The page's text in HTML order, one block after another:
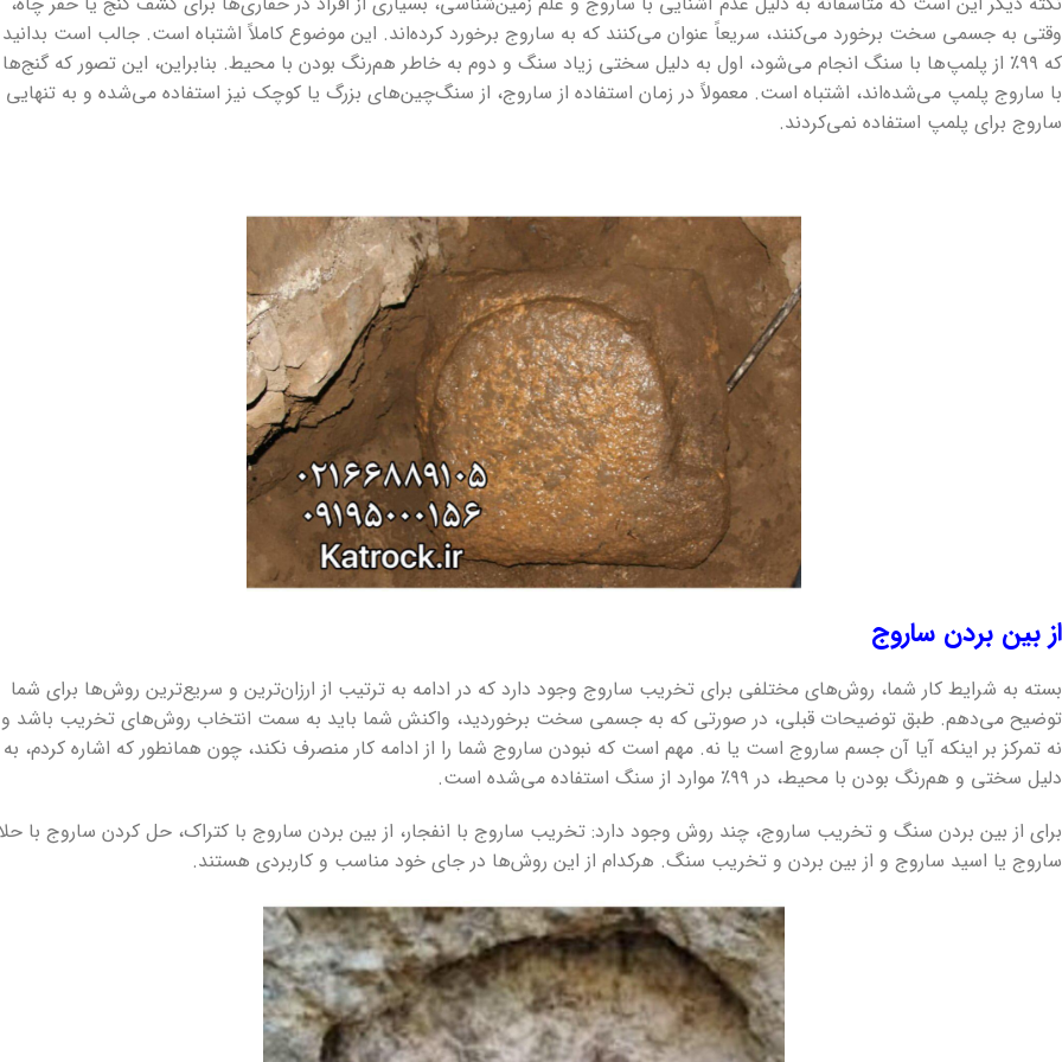
وقتی به جسمی سخت برخورد می‌کنند، سریعاً عنوان می‌کنند که به ساروج برخورد کرده‌اند. این موضوع کاملاً اشتباه است. جالب است بدانید
که ۹۹٪ از پلمپ‌ها با سنگ انجام می‌شود، اول به دلیل سختی زیاد سنگ و دوم به خاطر هم‌رنگ بودن با محیط. بنابراین، این تصور که گنج‌ها
با ساروج پلمپ می‌شده‌اند، اشتباه است. معمولاً در زمان استفاده از ساروج، از سنگ‌چین‌های بزرگ یا کوچک نیز استفاده می‌شده و به تنهایی
ساروج برای پلمپ استفاده نمی‌کردند.
از بین بردن ساروج
بسته به شرایط کار شما، روش‌های مختلفی برای تخریب ساروج وجود دارد که در ادامه به ترتیب از ارزان‌ترین و سریع‌ترین روش‌ها برای شما
توضیح می‌دهم. طبق توضیحات قبلی، در صورتی که به جسمی سخت برخوردید، واکنش شما باید به سمت انتخاب روش‌های تخریب باشد و
نه تمرکز بر اینکه آیا آن جسم ساروج است یا نه. مهم است که نبودن ساروج شما را از ادامه کار منصرف نکند، چون همانطور که اشاره کردم، به
دلیل سختی و هم‌رنگ بودن با محیط، در ۹۹٪ موارد از سنگ استفاده می‌شده است.
برای از بین بردن سنگ و تخریب ساروج، چند روش وجود دارد: تخریب ساروج با انفجار، از بین بردن ساروج با کتراک، حل کردن ساروج با
ساروج یا اسید ساروج و از بین بردن و تخریب سنگ. هرکدام از این روش‌ها در جای خود مناسب و کاربردی هستند.